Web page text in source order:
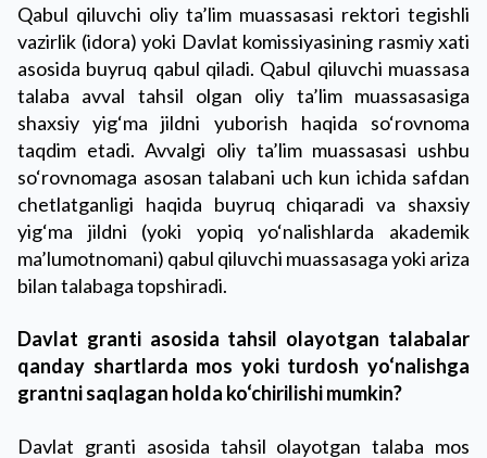
Qabul qiluvchi oliy ta’lim muassasasi rektori tegishli
vazirlik (idora) yoki Davlat komissiyasining rasmiy xati
asosida buyruq qabul qiladi. Qabul qiluvchi muassasa
talaba avval tahsil olgan oliy ta’lim muassasasiga
shaxsiy yig‘ma jildni yuborish haqida so‘rovnoma
taqdim etadi. Avvalgi oliy ta’lim muassasasi ushbu
so‘rovnomaga asosan talabani uch kun ichida safdan
chetlatganligi haqida buyruq chiqaradi va shaxsiy
yig‘ma jildni (yoki yopiq yo‘nalishlarda akademik
ma’lumotnomani) qabul qiluvchi muassasaga yoki ariza
bilan talabaga topshiradi.
Davlat granti asosida tahsil olayotgan talabalar
qanday shartlarda mos yoki turdosh yo‘nalishga
grantni saqlagan holda ko‘chirilishi mumkin?
Davlat granti asosida tahsil olayotgan talaba mos